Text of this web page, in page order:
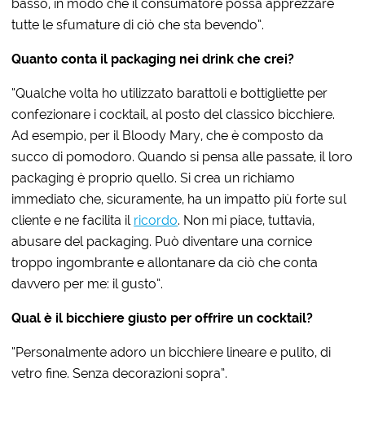
basso, in modo che il consumatore possa apprezzare
tutte le sfumature di ciò che sta bevendo”.
Quanto conta il packaging nei drink che crei?
“Qualche volta ho utilizzato barattoli e bottigliette per
confezionare i cocktail, al posto del classico bicchiere.
Ad esempio, per il Bloody Mary, che è composto da
succo di pomodoro. Quando si pensa alle passate, il loro
packaging è proprio quello. Si crea un richiamo
immediato che, sicuramente, ha un impatto più forte sul
cliente e ne facilita il ricordo. Non mi piace, tuttavia,
abusare del packaging. Può diventare una cornice
troppo ingombrante e allontanare da ciò che conta
davvero per me: il gusto”.
Qual è il bicchiere giusto per offrire un cocktail?
“Personalmente adoro un bicchiere lineare e pulito, di
vetro fine. Senza decorazioni sopra”.